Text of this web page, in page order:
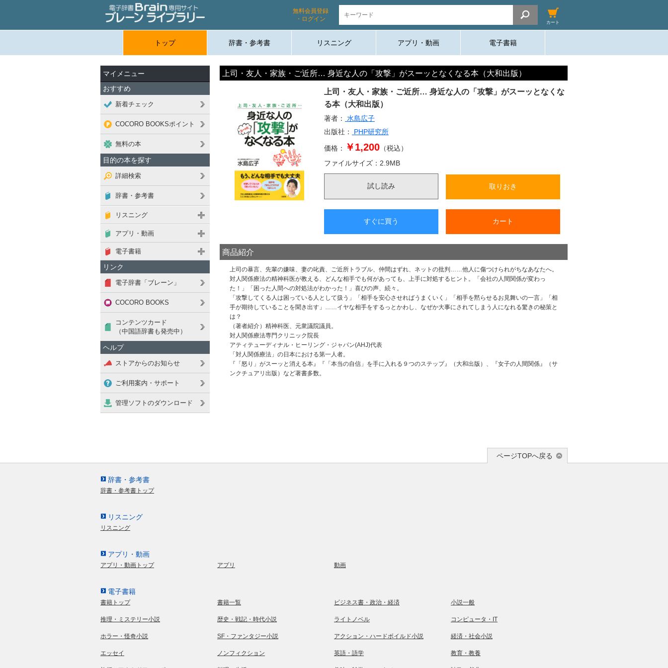
無料会員登録
・ログイン
カート
トップ 辞書・参考書 リスニング アプリ・動画 電子書籍
上司・友人・家族・ご近所… 身近な人の「攻撃」がスーッとなくなる本（大和出版）
上司・友人・家族・ご近所… 身近な人の「攻撃」がスーッとなくな
る本（大和出版）
著者：
水島広子
出版社：
PHP研究所
価格： ￥1,200 （税込）
ファイルサイズ： 2.9MB
試し読み 取りおき
すぐに買う カート
商品紹介
上司の暴言、先輩の嫌味、妻の叱責、ご近所トラブル、仲間はずれ、ネットの批判……他人に傷つけられがちなあなたへ。
対人関係療法の精神科医が教える、どんな相手でも何があっても、上手に対処するヒント。「会社の人間関係が変わっ
た！」「困った人間への対処法がわかった！」喜びの声、続々。
「攻撃してくる人は困っている人として扱う」「相手を安心させればうまくいく」「相手を黙らせるお見舞いの一言」「相
手が期待していることを聞き出す」……イヤな相手をするっとかわし、なぜか大事にされてしまう人になれる驚きの秘策と
は？
（著者紹介）精神科医、元衆議院議員。
対人関係療法専門クリニック院長
アティテューディナル・ヒーリング・ジャパン(AHJ)代表
「対人関係療法」の日本における第一人者。
『「怒り」がスーッと消える本』『「本当の自信」を手に入れる９つのステップ』（大和出版）、『女子の人間関係』（サ
ンクチュアリ出版）など著書多数。
マイメニュー
おすすめ
新着チェック
COCORO BOOKSポイント
無料の本
目的の本を探す
詳細検索
辞書・参考書
リスニング
アプリ・動画
電子書籍
リンク
電子辞書「ブレーン」
COCORO BOOKS
コンテンツカード
（中国語辞書も発売中）
ヘルプ
ストアからのお知らせ
ご利用案内・サポート
管理ソフトのダウンロード
辞書・参考書
辞書・参考書トップ
リスニング
リスニング
アプリ・動画
アプリ・動画トップ アプリ 動画
電子書籍
書籍トップ 書籍一覧 ビジネス書・政治・経済 小説一般
推理・ミステリー小説 歴史・戦記・時代小説 ライトノベル コンピュータ・IT
ホラー・怪奇小説 SF・ファンタジー小説 アクション・ハードボイルド小説 経済・社会小説
エッセイ ノンフィクション 英語・語学 教育・教養
ページTOPへ戻る